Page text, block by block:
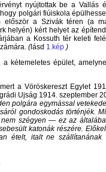
nyújtottak be a Vallás
polgári fiúiskola
először a Szivák téren (a
helyén) kért helyet az
a Kossuth tér keleti
(lásd 1.kép )
kétemeletes épület,
a Vöröskereszt Egylet
Ujság 1914. szeptember
polgára egymással
gondoskodás történjék.
szégyen — ez az
katonák részére.
ételt, italt ne szállítanának